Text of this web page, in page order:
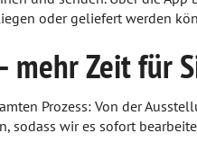
oder geliefert werden
mehr Zeit für
Prozess: Von der
sodass wir es sofort